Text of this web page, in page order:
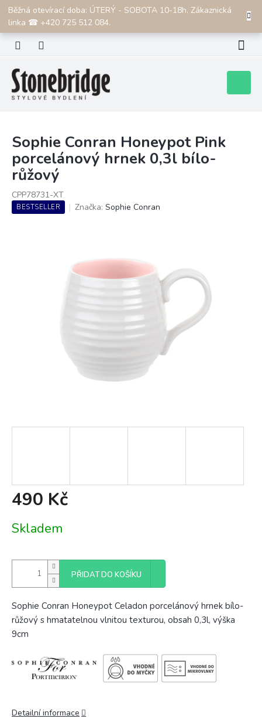
Přejít
obsah
Běžná otevírací doba: ÚTERÝ - SOBOTA 10-18h. Zákaznická
linka ☎ +420 725 512 084.
CZK
košík
Sophie Conran Honeypot Pink
porcelánový hrnek 0,3l bílo-
růžový
CPP78731-XT
BESTSELLER Značka: Sophie Conran
490 Kč
cena:
Skladem
PŘIDAT DO KOŠÍKU
Sophie Conran Honeypot Celadon porcelánový hrnek bílo-
růžový s hmatatelnou vlnitou texturou, obsah 0,3l, výška
9cm
Detailní informace